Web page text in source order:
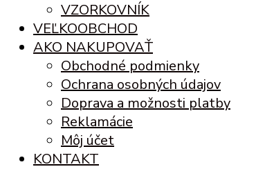
VZORKOVNÍK
VEĽKOOBCHOD
AKO NAKUPOVAŤ
Obchodné podmienky
Ochrana osobných údajov
Doprava a možnosti platby
Reklamácie
Môj účet
KONTAKT